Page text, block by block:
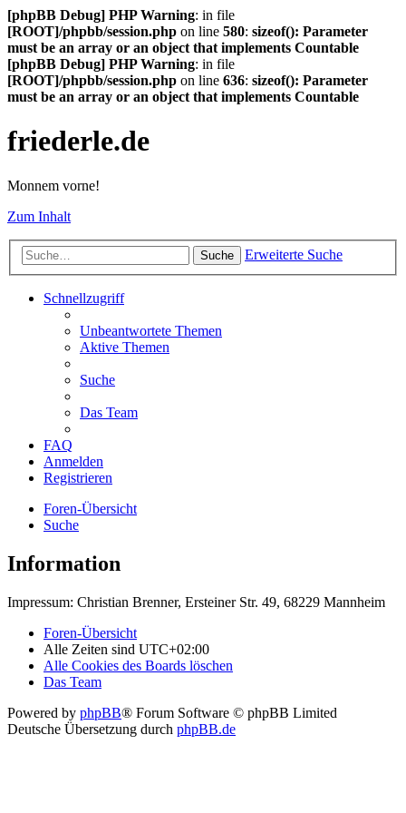
[phpBB Debug] PHP Warning: in file
[ROOT]/phpbb/session.php on line 580: sizeof(): Parameter
must be an array or an object that implements Countable
[phpBB Debug] PHP Warning: in file
[ROOT]/phpbb/session.php on line 636: sizeof(): Parameter
must be an array or an object that implements Countable
friederle.de
Monnem vorne!
Zum Inhalt
Suche Erweiterte Suche
Schnellzugriff
Unbeantwortete Themen
Aktive Themen
Suche
Das Team
FAQ
Anmelden
Registrieren
Foren-Übersicht
Suche
Information
Impressum: Christian Brenner, Ersteiner Str. 49, 68229 Mannheim
Foren-Übersicht
Alle Zeiten sind UTC+02:00
Alle Cookies des Boards löschen
Das Team
Powered by phpBB® Forum Software © phpBB Limited
Deutsche Übersetzung durch phpBB.de